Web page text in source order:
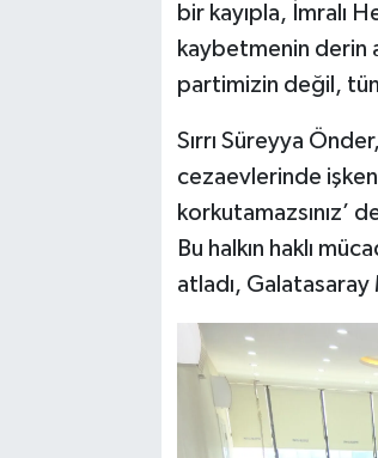
bir kayıpla, İmralı
kaybetmenin derin
partimizin değil,
Sırrı Süreyya
cezaevlerinde
korkutamazsınız’
Bu halkın haklı
atladı, Galatasaray